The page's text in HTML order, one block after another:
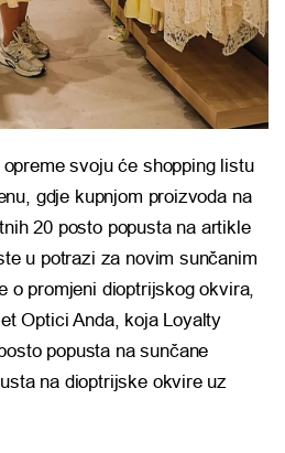
svoju će shopping listu
gdje kupnjom proizvoda na
20 posto popusta na artikle
u potrazi za novim sunčanim
o promjeni dioptrijskog okvira,
Optici Anda, koja Loyalty
popusta na sunčane
na dioptrijske okvire uz